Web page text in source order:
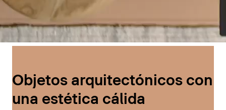
Objetos arquitectónicos con
una estética cálida